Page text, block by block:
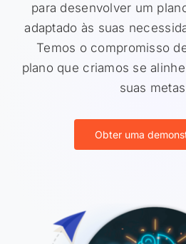
para desenvolver um
adaptado às suas
Temos o compromisso
plano que criamos se
suas
Obter uma